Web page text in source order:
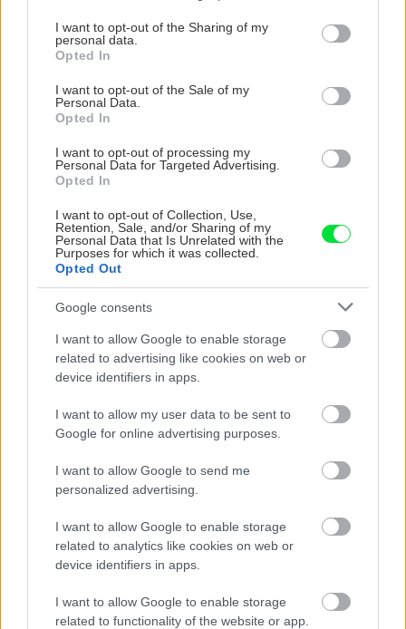
not limited to your visit or usage behaviour. You may click to
grant or deny consent to Google and its third-party tags to
use your data for below specified purposes in below Google
consent section.
I want to opt-out of the Sharing of my
personal data.
Opted In
I want to opt-out of the Sale of my
Personal Data.
Opted In
I want to opt-out of processing my
Personal Data for Targeted Advertising.
Opted In
I want to opt-out of Collection, Use,
Retention, Sale, and/or Sharing of my
Personal Data that Is Unrelated with the
Purposes for which it was collected.
Opted Out
Google consents
I want to allow Google to enable storage
related to advertising like cookies on web or
device identifiers in apps.
I want to allow my user data to be sent to
Google for online advertising purposes.
I want to allow Google to send me
personalized advertising.
I want to allow Google to enable storage
related to analytics like cookies on web or
device identifiers in apps.
I want to allow Google to enable storage
related to functionality of the website or app.
levanduľa! 7 fialových
krások, ktoré rozžiaria
vašu záhradu
ochabnuté izbové
rastliny? Pravda vás
možno prekvapí
CHALUPA
Na Morave prerobila
starú chalupu na
nepoznanie: Keď
že nie ste v Toskánsku
S motorovou pílou sa
dokáže aj podpísať.
montovaný domček v
duchu tradícií